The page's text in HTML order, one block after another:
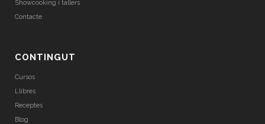
Showcooking i tallers
Contacte
CONTINGUT
Cursos
Llibres
Receptes
Blog